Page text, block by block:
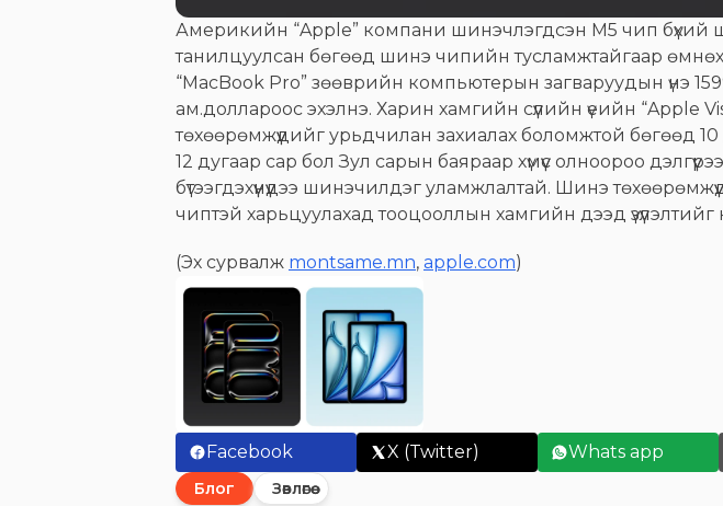
Америкийн “Apple” компани шинэчлэгдсэн M5 чип бүхий
танилцуулсан бөгөөд шинэ чипийн тусламжтайгаар өмнөх
“MacBook Pro” зөөврийн компьютерын загваруудын үнэ
ам.доллароос эхэлнэ. Харин хамгийн сүүлийн үеийн
төхөөрөмжүүдийг урьдчилан захиалах боломжтой бөгөөд
12 дугаар сар бол Зул сарын баяраар хүмүүс олноороо
бүтээгдэхүүнүүдээ шинэчилдэг уламжлалтай. Шинэ
чиптэй харьцуулахад тооцооллын хамгийн дээд
(Эх сурвалж montsame.mn, apple.com)
Facebook X (Twitter) Whats app
Блог Зөвлөгөө